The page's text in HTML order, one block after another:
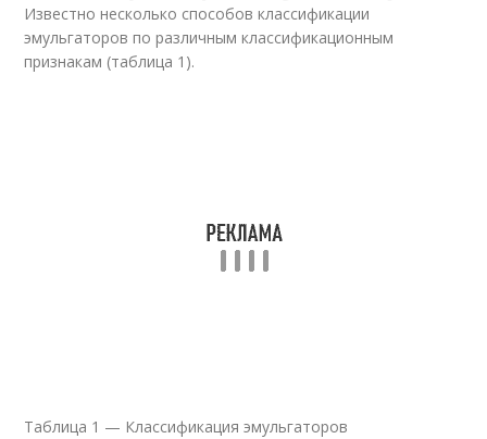
Известно несколько способов классификации
эмульгаторов по различным классификационным
признакам (таблица 1).
Таблица 1 — Классификация эмульгаторов